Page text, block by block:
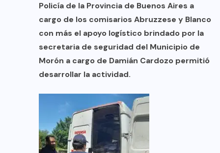
Policía de la Provincia de Buenos Aires a
cargo de los comisarios Abruzzese y Blanco
con más el apoyo logístico brindado por la
secretaria de seguridad del Municipio de
Morón a cargo de Damián Cardozo permitió
desarrollar la actividad.